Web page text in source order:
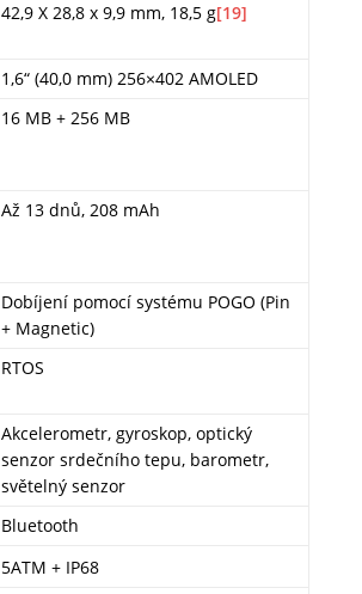
42,9 X 28,8 x 9,9 mm, 18,5 g[19]
1,6“ (40,0 mm) 256×402 AMOLED
16 MB + 256 MB
Až 13 dnů, 208 mAh
Dobíjení pomocí systému POGO (Pin
+ Magnetic)
RTOS
Akcelerometr, gyroskop, optický
senzor srdečního tepu, barometr,
světelný senzor
Bluetooth
5ATM + IP68